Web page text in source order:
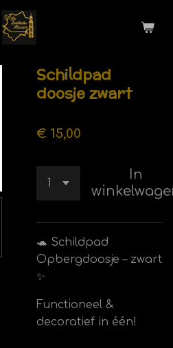
Schildpad
doosje zwart
€ 15,00
In
🐢 Schildpad
Opbergdoosje – zwart
✨
Functioneel &
decoratief in één!